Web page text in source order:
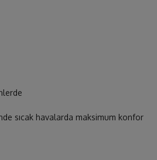
sıcak havalarda maksimum konfor